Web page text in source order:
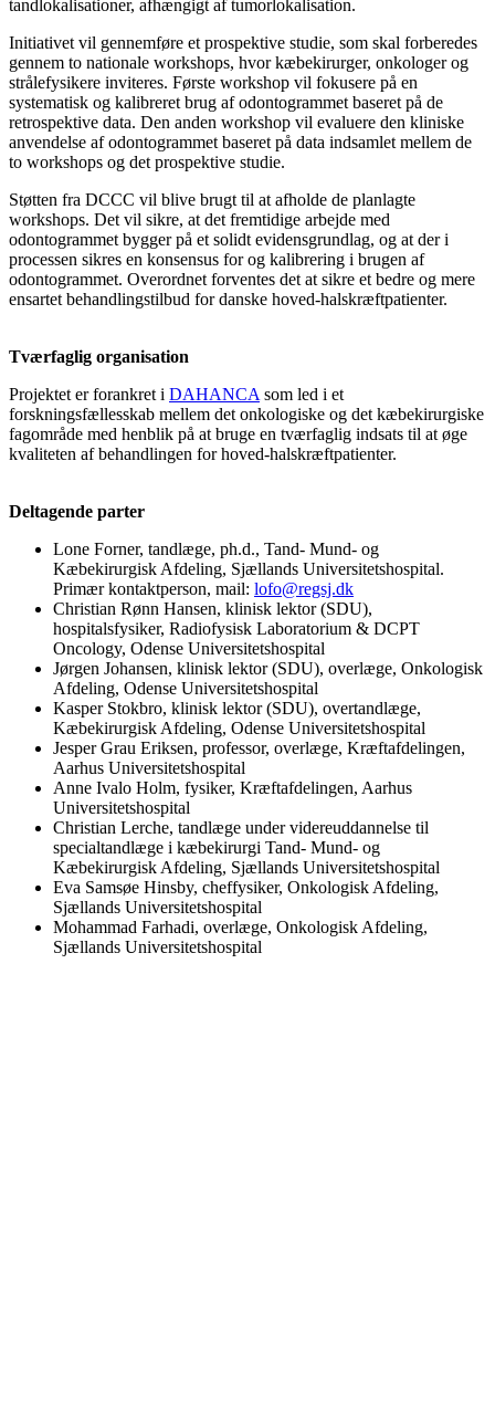
tandlokalisationer, afhængigt af tumorlokalisation.
Initiativet vil gennemføre et prospektive studie, som skal forberedes
gennem to nationale workshops, hvor kæbekirurger, onkologer og
strålefysikere inviteres. Første workshop vil fokusere på en
systematisk og kalibreret brug af odontogrammet baseret på de
retrospektive data. Den anden workshop vil evaluere den kliniske
anvendelse af odontogrammet baseret på data indsamlet mellem de
to workshops og det prospektive studie.
Støtten fra DCCC vil blive brugt til at afholde de planlagte
workshops. Det vil sikre, at det fremtidige arbejde med
odontogrammet bygger på et solidt evidensgrundlag, og at der i
processen sikres en konsensus for og kalibrering i brugen af
odontogrammet. Overordnet forventes det at sikre et bedre og mere
ensartet behandlingstilbud for danske hoved-halskræftpatienter.
Tværfaglig organisation
Projektet er forankret i DAHANCA som led i et
forskningsfællesskab mellem det onkologiske og det kæbekirurgiske
fagområde med henblik på at bruge en tværfaglig indsats til at øge
kvaliteten af behandlingen for hoved-halskræftpatienter.
Deltagende parter
Lone Forner, tandlæge, ph.d., Tand- Mund- og
Kæbekirurgisk Afdeling, Sjællands Universitetshospital.
Primær kontaktperson, mail: lofo@regsj.dk
Christian Rønn Hansen, klinisk lektor (SDU),
hospitalsfysiker, Radiofysisk Laboratorium & DCPT
Oncology, Odense Universitetshospital
Jørgen Johansen, klinisk lektor (SDU), overlæge, Onkologisk
Afdeling, Odense Universitetshospital
Kasper Stokbro, klinisk lektor (SDU), overtandlæge,
Kæbekirurgisk Afdeling, Odense Universitetshospital
Jesper Grau Eriksen, professor, overlæge, Kræftafdelingen,
Aarhus Universitetshospital
Anne Ivalo Holm, fysiker, Kræftafdelingen, Aarhus
Universitetshospital
Christian Lerche, tandlæge under videreuddannelse til
specialtandlæge i kæbekirurgi Tand- Mund- og
Kæbekirurgisk Afdeling, Sjællands Universitetshospital
Eva Samsøe Hinsby, cheffysiker, Onkologisk Afdeling,
Sjællands Universitetshospital
Mohammad Farhadi, overlæge, Onkologisk Afdeling,
Sjællands Universitetshospital